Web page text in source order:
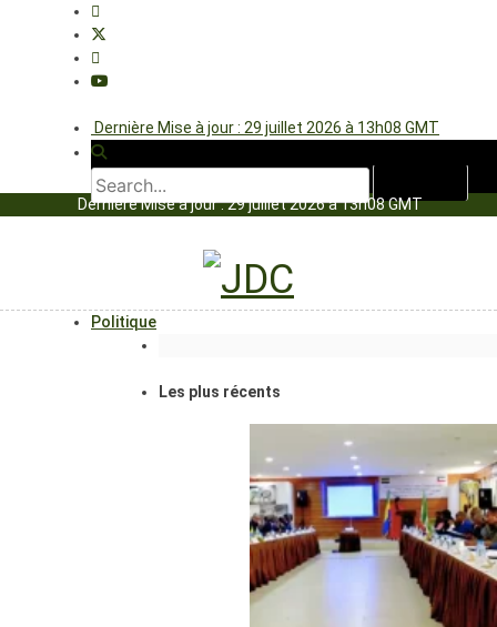
Dernière Mise à jour : 29 juillet 2026 à 13h08 GMT
Dernière Mise à jour : 29 juillet 2026 à 13h08 GMT
Politique
Les plus récents